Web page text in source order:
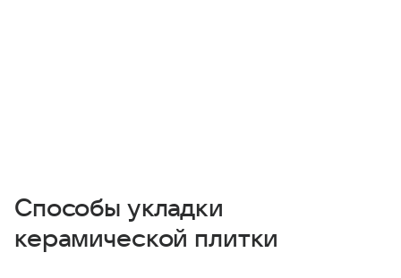
Способы укладки
керамической плитки